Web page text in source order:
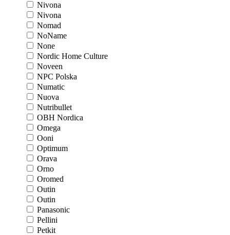
Nivona
Nivona
Nomad
NoName
None
Nordic Home Culture
Noveen
NPC Polska
Numatic
Nuova
Nutribullet
OBH Nordica
Omega
Ooni
Optimum
Orava
Orno
Oromed
Outin
Outin
Panasonic
Pellini
Petkit